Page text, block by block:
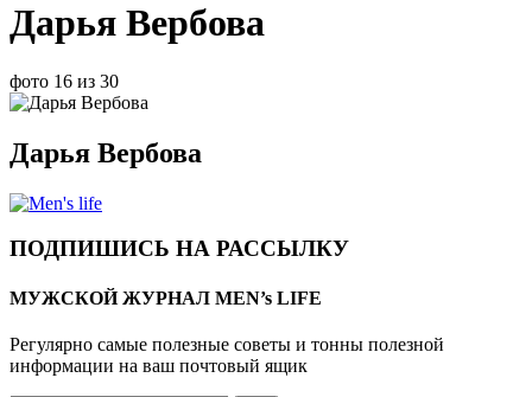
Дарья Вербова
фото 16 из 30
Дарья Вербова
ПОДПИШИСЬ НА РАССЫЛКУ
МУЖСКОЙ ЖУРНАЛ MEN’s LIFE
Регулярно самые полезные советы и тонны полезной
информации на ваш почтовый ящик